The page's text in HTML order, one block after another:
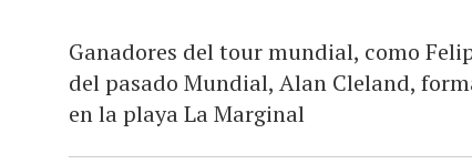
Ganadores del tour mundial, como
del pasado Mundial, Alan Cleland,
en la playa La Marginal